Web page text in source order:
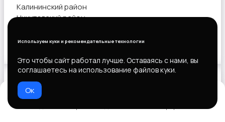
Используем куки и рекомендательные технологии
Это чтобы сайт работал лучше. Оставаясь с нами, вы
соглашаетесь на использование файлов куки.
Ок
Калининский район
Никитовский район
Показать объявления
Выберите способ оплаты